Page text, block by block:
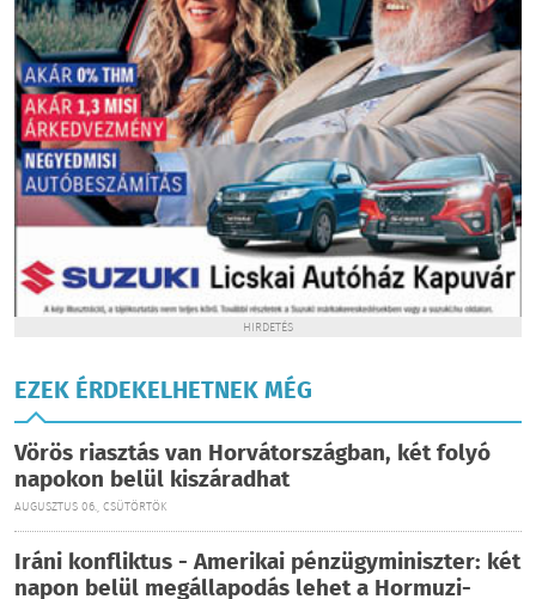
HIRDETÉS
EZEK ÉRDEKELHETNEK MÉG
Vörös riasztás van Horvátországban, két folyó
napokon belül kiszáradhat
AUGUSZTUS 06., CSÜTÖRTÖK
Iráni konfliktus - Amerikai pénzügyminiszter: két
napon belül megállapodás lehet a Hormuzi-